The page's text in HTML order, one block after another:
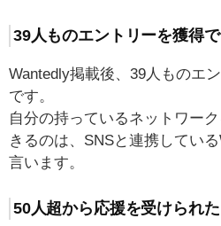
39人ものエントリーを獲得で
Wantedly掲載後、39人ものエ
です。
自分の持っているネットワー
きるのは、SNSと連携してい
言います。
50人超から応援を受けられた